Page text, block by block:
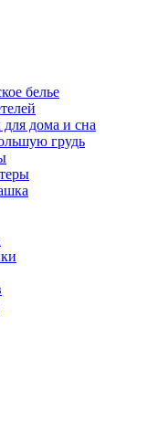
белье
дома и сна
грудь